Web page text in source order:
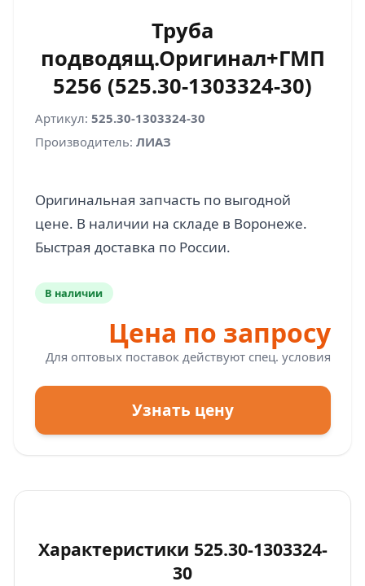
Труба
подводящ.Оригинал+ГМП
5256 (525.30-1303324-30)
Артикул: 525.30-1303324-30
Производитель: ЛИАЗ
Оригинальная запчасть по выгодной
цене. В наличии на складе в Воронеже.
В наличии
Цена по запросу
Для оптовых поставок действуют спец. условия
Узнать цену
Характеристики 525.30-1303324-
30